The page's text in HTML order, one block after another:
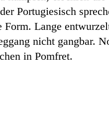
Portugiesisch
Lange
nicht gangbar.
in Pomfret.